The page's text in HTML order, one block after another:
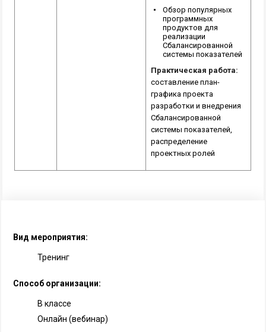
Обзор популярных
программных
продуктов для
реализации
Сбалансированной
системы показателей
Практическая работа:
составление план-
графика проекта
разработки и внедрения
Сбалансированной
системы показателей,
распределение
проектных ролей
Вид мероприятия:
Тренинг
Способ организации:
В классе
Онлайн (вебинар)